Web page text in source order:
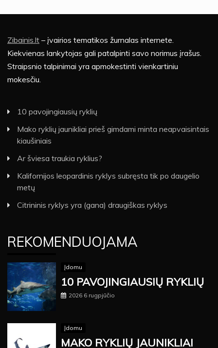
Zibainis.lt – įvairios tematikos žurnalas internete.
Kiekvienas lankytojas gali patalpinti savo norimus įrašus.
Straipsnio talpinimai yra apmokestinti vienkartiniu
mokesčiu.
10 pavojingiausių ryklių
Mako ryklių jaunikliai prieš gimdami minta neapvaisintais
kiaušiniais
Ar šviesa traukia ryklius?
Kalifornijos leopardinis ryklys subręsta tik po daugelio
metų
Citrininis ryklys yra (gana) draugiškas ryklys
REKOMENDUOJAMA
Įdomu
10 PAVOJINGIAUSIŲ RYKLIŲ
2026 6 rugpjūčio
Įdomu
MAKO RYKLIŲ JAUNIKLIAI